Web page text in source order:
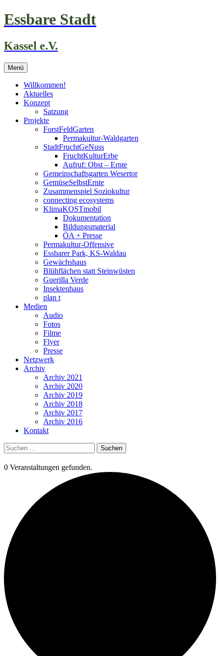
Zum
Inhalt
Essbare Stadt
Kassel e.V.
Menü
Willkommen!
Aktuelles
Konzept
Satzung
Projekte
ForstFeldGarten
Permakultur-Waldgarten
StadtFruchtGeNuss
FruchtKulturErbe
Aufruf: Obst – Ernte
Gemeinschaftsgarten Wesertor
GemüseSelbstErnte
Zusammenspiel Soziokultur
connecting ecosystems
KlimaKOSTmobil
Dokumentation
Bildungsmaterial
ÖA + Presse
Permakultur-Offensive
Essbarer Park, KS-Waldau
Gewächshaus
Blühflächen statt Steinwüsten
Guerilla Verde
Insektenhaus
plan t
Medien
Audio
Fotos
Filme
Flyer
Presse
Netzwerk
Archiv
Archiv 2021
Archiv 2020
Archiv 2019
Archiv 2018
Archiv 2017
Archiv 2016
Kontakt
Suchen
nach:
0 Veranstaltungen gefunden.